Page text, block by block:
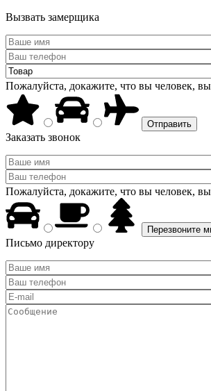
Вызвать замерщика
Пожалуйста, докажите, что вы человек,
Заказать звонок
Пожалуйста, докажите, что вы человек,
Письмо директору